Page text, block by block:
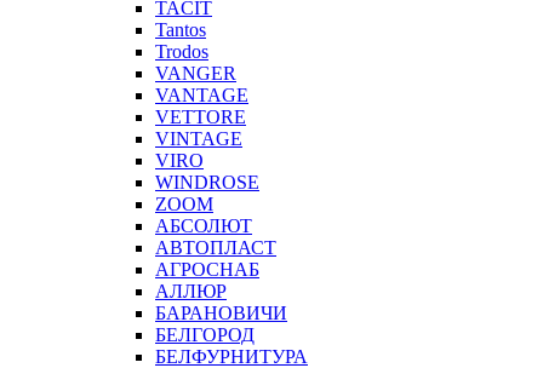
TACIT
Tantos
Trodos
VANGER
VANTAGE
VETTORE
VINTAGE
VIRO
WINDROSE
ZOOM
АБСОЛЮТ
АВТОПЛАСТ
АГРОСНАБ
АЛЛЮР
БАРАНОВИЧИ
БЕЛГОРОД
БЕЛФУРНИТУРА